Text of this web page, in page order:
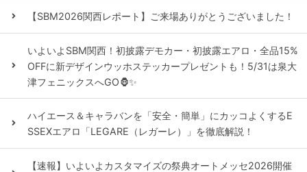
【SBM2026関西レポート】ご来場ありがとうございました！
いよいよSBM関西！初披露デモカー・初披露エアロ・全品15%
OFFに新デザインウッホステッカープレゼントも！5/31は泉大
津フェニックスへGO🦍✨
ハイエース＆キャラバンを「安全・簡単」にカッコよくするE
SSEXエアロ「LEGARE（レガーレ）」を徹底解説！
【速報】いよいよカスタマイズの祭典オートメッセ2026開催